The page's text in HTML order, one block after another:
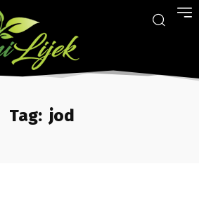
Tag: jod